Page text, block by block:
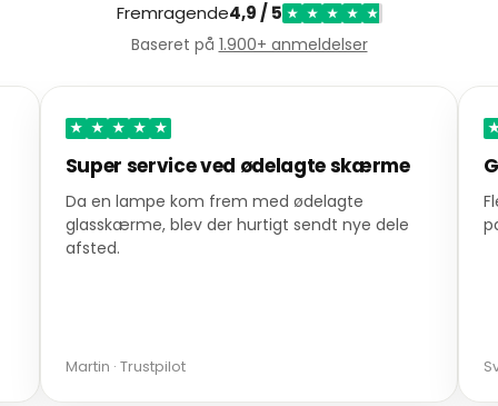
Fremragende4,9 / 5 ★ ★ ★ ★ ★
Baseret på 1.900+ anmeldelser
★ ★ ★ ★ ★
Super service ved ødelagte skærme
Da en lampe kom frem med ødelagte
glasskærme, blev der hurtigt sendt nye dele
afsted.
Martin · Trustpilot